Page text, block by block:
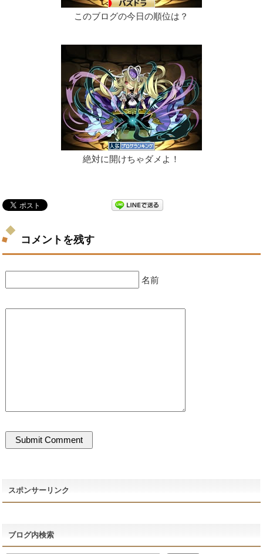
このブログの今日の順位は？
絶対に開けちゃダメよ！
コメントを残す
名前
スポンサーリンク
ブログ内検索